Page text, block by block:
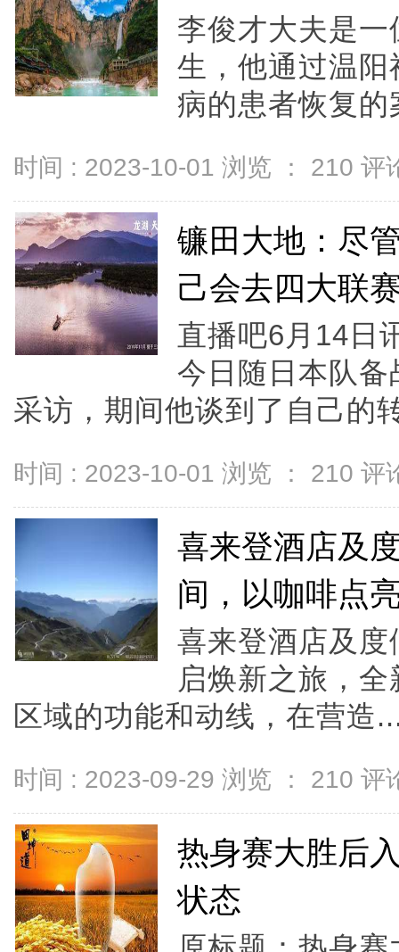
李俊才大夫是
生，他通过温
病的患者恢复
时间 : 2023-10-01 浏览 ： 210 评
镰田大地：尽
己会去四大联
直播吧6月14日
今日随日本队
采访，期间他谈到了自己的
时间 : 2023-10-01 浏览 ： 210 评
喜来登酒店及
间，以咖啡点
喜来登酒店及
启焕新之旅，
区域的功能和动线，在营造
时间 : 2023-09-29 浏览 ： 210 评
热身赛大胜后
状态